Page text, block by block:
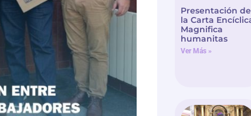
Presentación de
la Carta Encíclica
Magnifica
humanitas
Ver Más »